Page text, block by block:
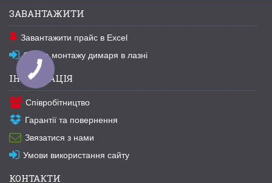
ЗАВАНТАЖИТИ
Завантажити прайс в Excel
Схема монтажу димаря в лазні
ІНФОРМАЦІЯ
Співробітництво
Гарантії та повернення
Звязатися з нами
Умови використання сайту
КОНТАКТИ